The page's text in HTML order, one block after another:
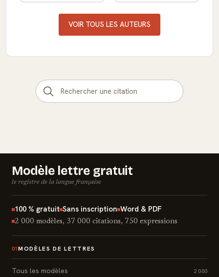
VOIR TOUS LES AUTEURS
Modèle lettre gratuit
le registre de la langue française
100 % gratuit Sans inscription Word & PDF
2 000 modèles, 37 000 citations, 750 expressions
01 MODÈLES DE LETTRES
Tous les modèles 2 000